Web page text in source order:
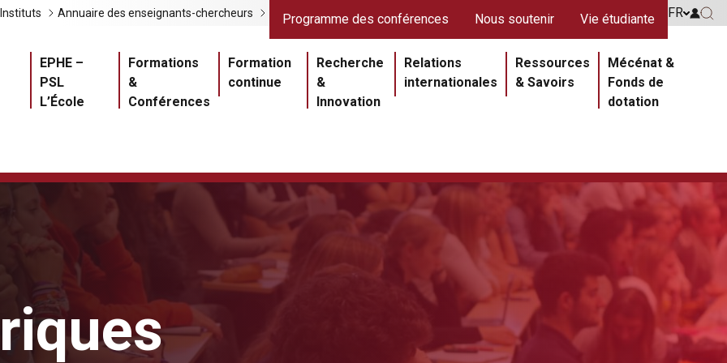
Navigation principale
EPHE –
PSL
L’École
Formations
&
Conférences
Formation
continue
Recherche
&
Innovation
Relations
internationales
Ressources
& Savoirs
Mécénat &
Fonds de
dotation
Liens gris
Instituts Annuaire des enseignants-chercheurs Liens rouges
Programme des conférences Nous soutenir Vie étudiante FR Go to
Go
Master Section